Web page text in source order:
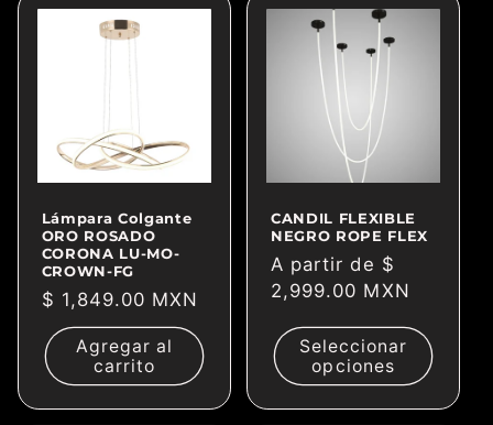
Lámpara Colgante
ORO ROSADO
CORONA LU-MO-
CROWN-FG
Precio
habitual
$ 1,849.00 MXN
Agregar al
carrito
CANDIL FLEXIBLE
NEGRO ROPE FLEX
Precio
habitual
A partir de $
2,999.00 MXN
Seleccionar
opciones